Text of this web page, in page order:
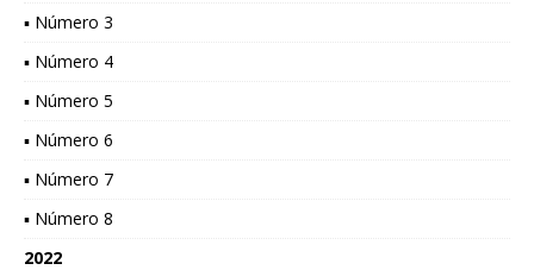
▪ Número 3
▪ Número 4
▪ Número 5
▪ Número 6
▪ Número 7
▪ Número 8
2022